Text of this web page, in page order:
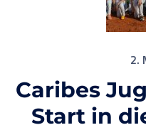
2.
Caribes
Start in